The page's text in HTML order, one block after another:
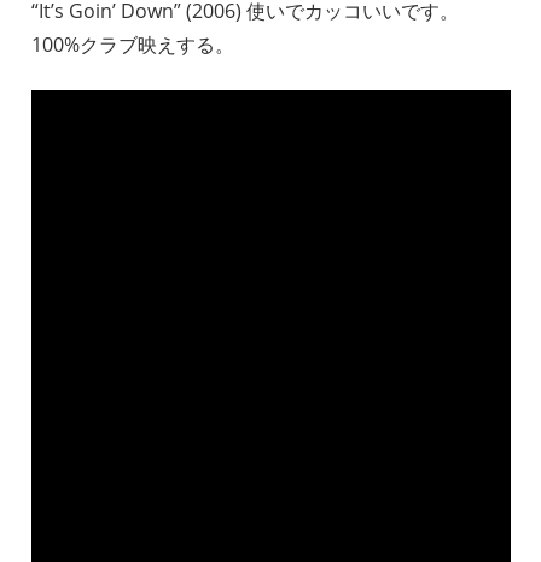
“It’s Goin’ Down” (2006) 使いでカッコいいです。
100%クラブ映えする。